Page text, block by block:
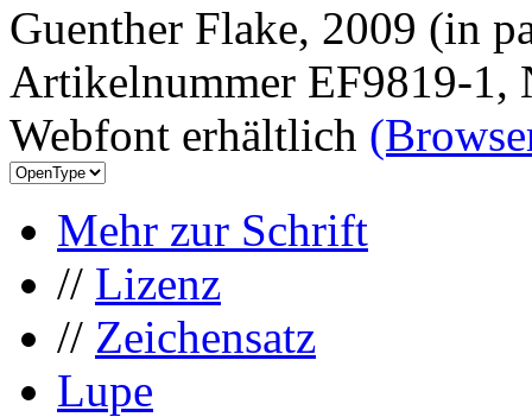
Guenther Flake, 2009 (in
Artikelnummer EF9819-1,
Webfont erhältlich
Mehr zur Schrift
// Lizenz
// Zeichensatz
Lupe